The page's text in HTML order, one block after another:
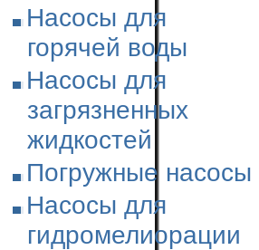
Насосы для
горячей воды
Насосы для
загрязненных
жидкостей
Погружные насосы
Насосы для
гидромелиорации